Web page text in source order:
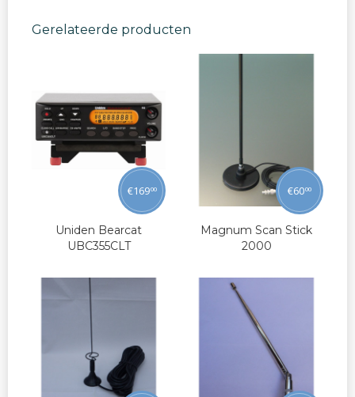
Gerelateerde producten
Uniden Bearcat
UBC355CLT
€16900
Magnum Scan Stick
2000
€6000